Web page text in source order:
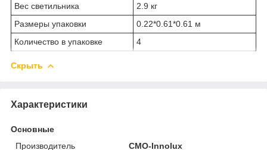
Вес светильника
2.9 кг
Размеры упаковки
0.22*0.61*0.61 м
Количество в упаковке
4
Скрыть
Характеристики
Основные
Производитель
CMO-Innolux